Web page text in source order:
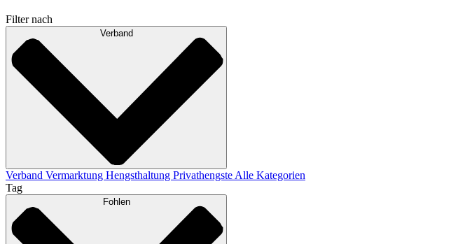
Filter nach
Verband
Verband Vermarktung Hengsthaltung Privathengste Alle Kategorien
Tag
Fohlen